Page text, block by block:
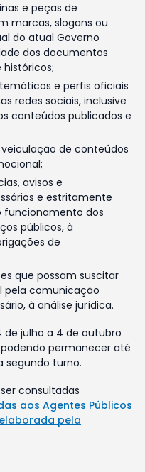
e peças de
marcas, slogans ou
do atual Governo
dos documentos
e perfis oficiais
redes sociais, inclusive
conteúdos publicados e
de conteúdos
avisos e
e estritamente
funcionamento dos
públicos, à
de
que possam suscitar
pela comunicação
à análise jurídica.
de julho a 4 de outubro
permanecer até
segundo turno.
consultadas
aos Agentes Públicos
pela